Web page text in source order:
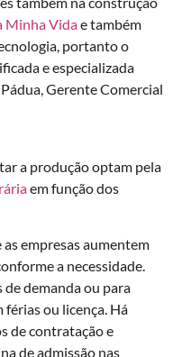
Minha Vidae também
portanto o
e especializada
Gerente Comercial
a produção optam pela
em função dos
empresas aumentem
a necessidade.
de demanda ou para
ou licença. Há
de contratação e
de admissão nas